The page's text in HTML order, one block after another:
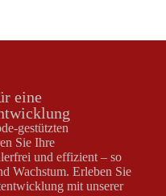
eine
gestützten
Sie Ihre
und effizient – so
Wachstum. Erleben Sie
mit unserer